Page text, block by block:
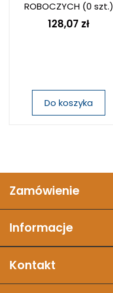
ROBOCZYCH(0 szt.)
128,07 zł
Do koszyka
Zamówienie
Informacje
Kontakt